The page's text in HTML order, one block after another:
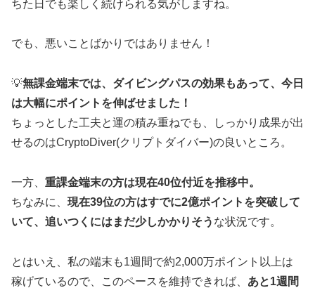
ちた日でも楽しく続けられる気がしますね。
でも、悪いことばかりではありません！
💡無課金端末では、ダイビングパスの効果もあって、今日
は大幅にポイントを伸ばせました！
ちょっとした工夫と運の積み重ねでも、しっかり成果が出
せるのはCryptoDiver(クリプトダイバー)の良いところ。
一方、 重課金端末の方は現在40位付近を推移中。
ちなみに、 現在39位の方はすでに2億ポイントを突破して
いて、追いつくにはまだ少しかかりそう な状況です。
とはいえ、私の端末も1週間で約2,000万ポイント以上は
稼げているので、このペースを維持できれば、 あと1週間